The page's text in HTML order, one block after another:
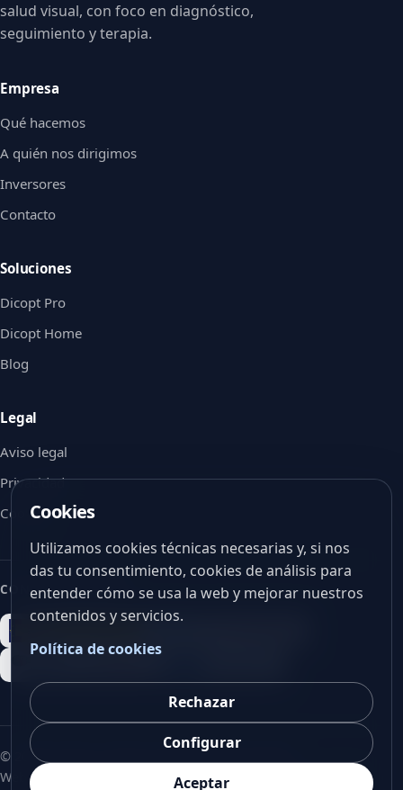
salud visual, con foco en diagnóstico,
seguimiento y terapia.
Empresa
Qué hacemos
A quién nos dirigimos
Inversores
Contacto
Soluciones
Dicopt Pro
Dicopt Home
Blog
Legal
Aviso legal
Privacidad
Cookies
CON EL APOYO DE
© 2026 V-Vision. Todos los derechos reservados.
Web corporativa en español, preparada para futura versión
Cookies
Utilizamos cookies técnicas necesarias y, si nos
das tu consentimiento, cookies de análisis para
entender cómo se usa la web y mejorar nuestros
contenidos y servicios.
Política de cookies
Rechazar
Configurar
Aceptar